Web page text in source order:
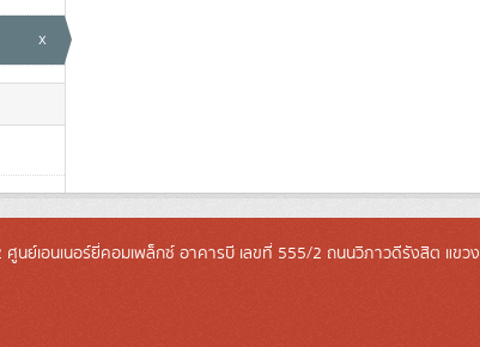
x
นย์เอนเนอร์ยี่คอมเพล็กซ์ อาคารบี เลขที่ 555/2 ถนนวิภาวดีรังสิต แขวง